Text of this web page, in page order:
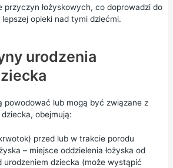
przyczyn łożyskowych, co doprowadzi do
opieki nad tymi dziećmi.
urodzenia
powodować lub mogą być związane z
obejmują:
przed lub w trakcie porodu
– miejsce oddzielenia łożyska od
urodzeniem dziecka (może wystąpić